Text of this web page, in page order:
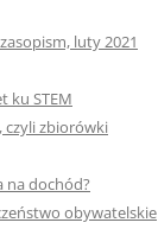
luty 2021
ku STEM
czyli zbiorówki
na dochód?
obywatelskie